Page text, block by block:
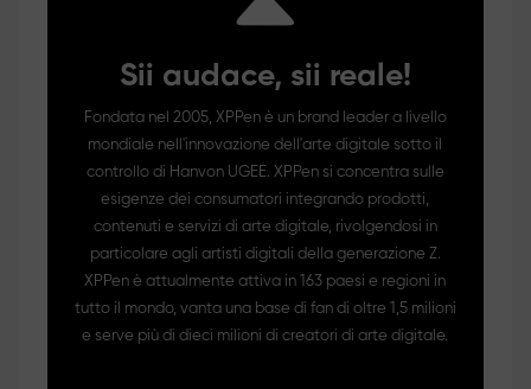
Sii audace, sii reale!
Fondata nel 2005, XPPen è un brand leader a livello
mondiale nell'innovazione dell'arte digitale sotto il
controllo di Hanvon UGEE. XPPen si concentra sulle
esigenze dei consumatori integrando prodotti,
contenuti e servizi di arte digitale, rivolgendosi in
particolare agli artisti digitali della generazione Z.
XPPen è attualmente attiva in 163 paesi e regioni in
tutto il mondo, vanta una base di fan di oltre 1,5 milioni
e serve più di dieci milioni di creatori di arte digitale.